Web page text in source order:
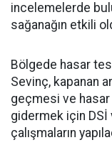
incelemelerde
sağanağın etkili
Bölgede hasar
Sevinç, kapanan
geçmesi ve hasar
gidermek için
çalışmaların